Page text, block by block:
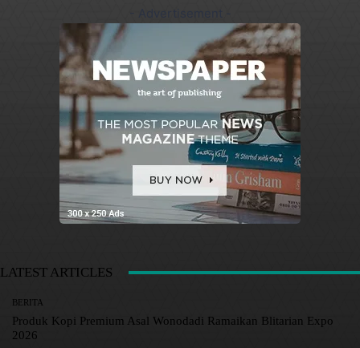
LATEST ARTICLES
BERITA
Produk Kopi Premium Asal Wonodadi Ramaikan Blitarian Expo
2026